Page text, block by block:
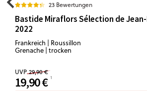
23 Bewertungen
Bastide Miraflors Sélection de
2022
Frankreich | Roussillon
Grenache | trocken
UVP 29,90 €
19,90 €